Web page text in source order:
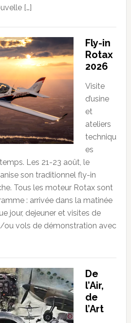
[…]
Fly-in
Rotax
2026
Visite
d’usine
et
ateliers
techniqu
es
Les 21-23 août, le
son traditionnel fly-in
Tous les moteur Rotax sont
: arrivée dans la matinée
jour, dejeuner et visites de
ou vols de démonstration avec
De
l’Air,
de
l’Art